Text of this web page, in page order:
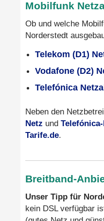
Mobilfunk
Ob und welche
Norderstedt
Telekom (D1)
Vodafone (D2)
Telefónica
Neben den
Netz und
Tarife.de.
Breitband-
Unser Tipp für
kein DSL verfügbar